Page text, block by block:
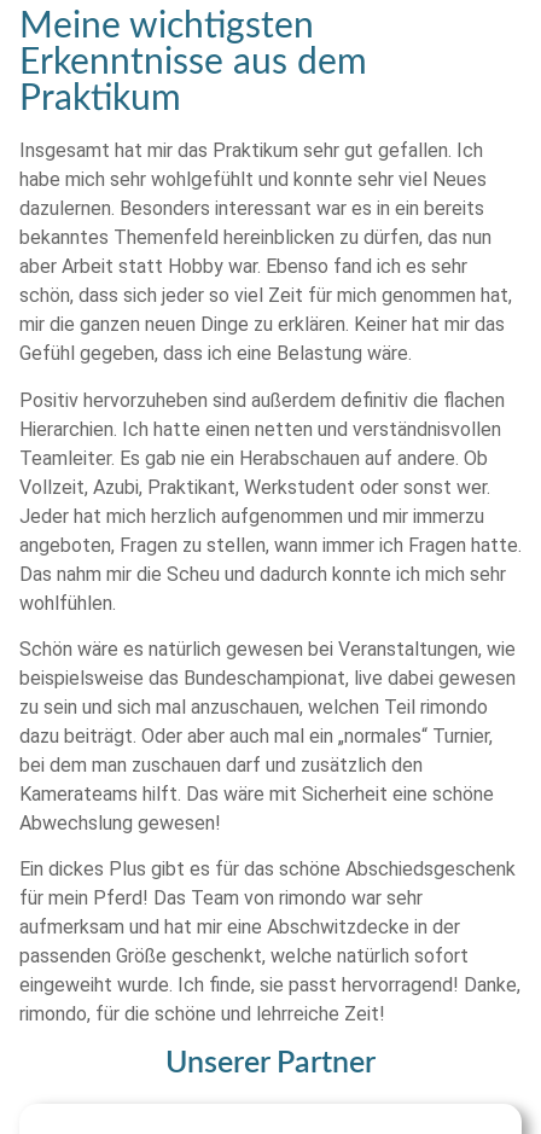
Meine wichtigsten
Erkenntnisse aus dem
Praktikum
Insgesamt hat mir das Praktikum sehr gut gefallen. Ich
habe mich sehr wohlgefühlt und konnte sehr viel Neues
dazulernen. Besonders interessant war es in ein bereits
bekanntes Themenfeld hereinblicken zu dürfen, das nun
aber Arbeit statt Hobby war. Ebenso fand ich es sehr
schön, dass sich jeder so viel Zeit für mich genommen hat,
mir die ganzen neuen Dinge zu erklären. Keiner hat mir das
Gefühl gegeben, dass ich eine Belastung wäre.
Positiv hervorzuheben sind außerdem definitiv die flachen
Hierarchien. Ich hatte einen netten und verständnisvollen
Teamleiter. Es gab nie ein Herabschauen auf andere. Ob
Vollzeit, Azubi, Praktikant, Werkstudent oder sonst wer.
Jeder hat mich herzlich aufgenommen und mir immerzu
angeboten, Fragen zu stellen, wann immer ich Fragen hatte.
Das nahm mir die Scheu und dadurch konnte ich mich sehr
wohlfühlen.
Schön wäre es natürlich gewesen bei Veranstaltungen, wie
beispielsweise das Bundeschampionat, live dabei gewesen
zu sein und sich mal anzuschauen, welchen Teil rimondo
dazu beiträgt. Oder aber auch mal ein „normales“ Turnier,
bei dem man zuschauen darf und zusätzlich den
Kamerateams hilft. Das wäre mit Sicherheit eine schöne
Abwechslung gewesen!
Ein dickes Plus gibt es für das schöne Abschiedsgeschenk
für mein Pferd! Das Team von rimondo war sehr
aufmerksam und hat mir eine Abschwitzdecke in der
passenden Größe geschenkt, welche natürlich sofort
eingeweiht wurde. Ich finde, sie passt hervorragend! Danke,
rimondo, für die schöne und lehrreiche Zeit!
Unserer Partner